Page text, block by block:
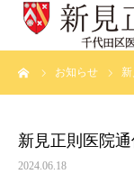
お知らせ
新見正則医院
2024.06.18
当院について